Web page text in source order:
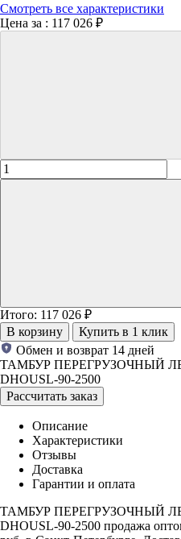
Смотреть все характеристики
Цена за : 117 026 ₽
Итого: 117 026 ₽
В корзину
Купить в 1 клик
Обмен и возврат 14 дней
ТАМБУР ПЕРЕГРУЗОЧНЫЙ
DHOUSL-90-2500
Рассчитать заказ
Описание
Характеристики
Отзывы
Доставка
Гарантии и оплата
ТАМБУР ПЕРЕГРУЗОЧНЫЙ
DHOUSL-90-2500 продажа